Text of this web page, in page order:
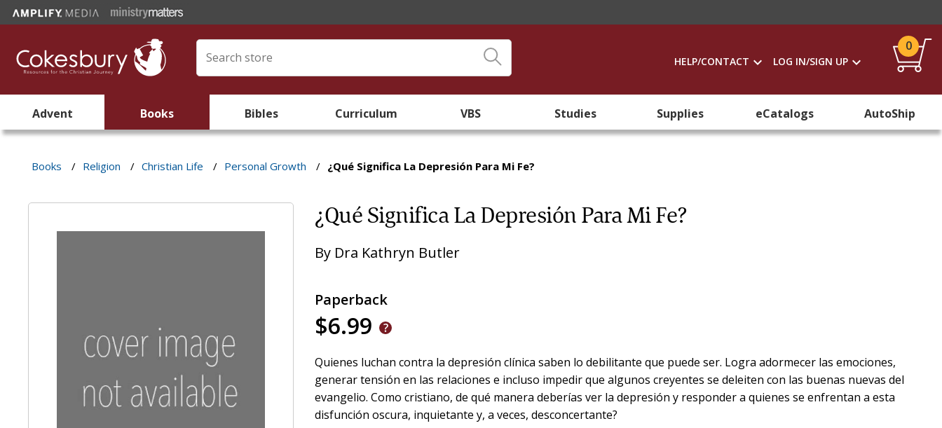
HELP/CONTACT LOG IN/SIGN UP
0
Advent Books Bibles Curriculum VBS Studies Supplies eCatalogs AutoShip
Books / Religion / Christian Life / Personal Growth / ¿Qué Significa La Depresión Para Mi Fe?
¿Qué Significa La Depresión Para Mi Fe?
By Dra Kathryn Butler
Paperback
$6.99
Quienes luchan contra la depresión clínica saben lo debilitante que puede ser. Logra adormecer las emociones,
generar tensión en las relaciones e incluso impedir que algunos creyentes se deleiten con las buenas nuevas del
evangelio. Como cristiano, de qué manera deberías ver la depresión y responder a quienes se enfrentan a esta
disfunción oscura, inquietante y, a veces, desconcertante?